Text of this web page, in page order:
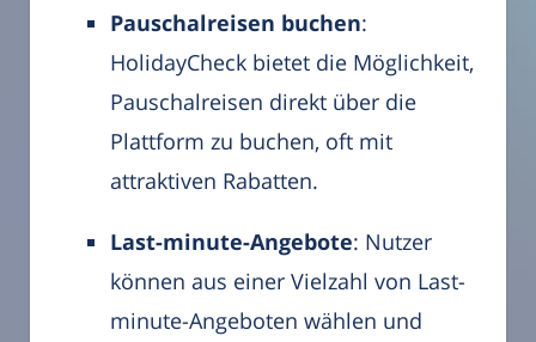
Pauschalreisen buchen:
HolidayCheck bietet die Möglichkeit,
Pauschalreisen direkt über die
Plattform zu buchen, oft mit
attraktiven Rabatten.
Last-minute-Angebote: Nutzer
können aus einer Vielzahl von Last-
minute-Angeboten wählen und